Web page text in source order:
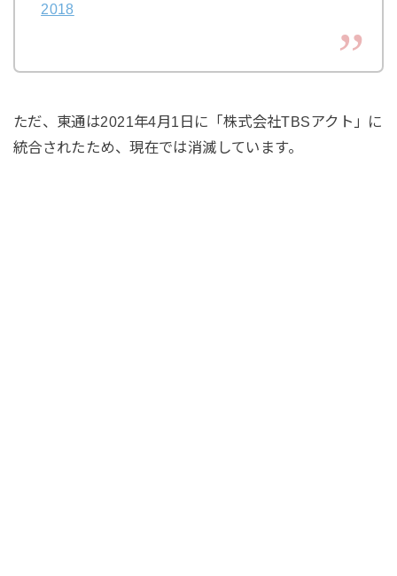
2018
ただ、東通は2021年4月1日に「株式会社TBSアクト」に
統合されたため、現在では消滅しています。